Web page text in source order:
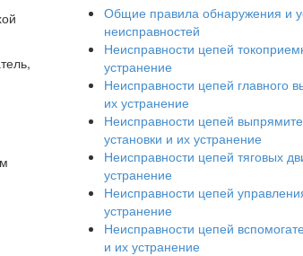
Общие правила обнаружения и
неисправностей
Неисправности цепей
устранение
Неисправности цепей главного
их устранение
Неисправности цепей
установки и их устранение
Неисправности цепей тяговых
устранение
Неисправности цепей
устранение
Неисправности цепей
и их устранение